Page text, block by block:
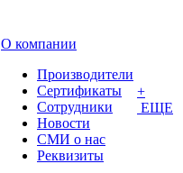
О компании
Производители
Сертификаты
Сотрудники
Новости
СМИ о нас
Реквизиты
+
ЕЩЕ